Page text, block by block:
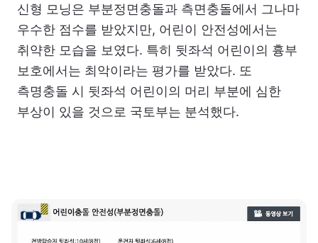
신형 모닝은 부분정면충돌과 측면충돌에서 그나마
우수한 점수를 받았지만, 어린이 안전성에서는
취약한 모습을 보였다. 특히 뒷좌석 어린이의 흉부
보호에서는 최악이라는 평가를 받았다. 또
측명충돌 시 뒷좌석 어린이의 머리 부분에 심한
부상이 있을 것으로 국토부는 분석했다.